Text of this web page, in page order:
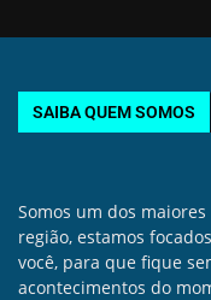
SAIBA QUEM SOMOS
Somos um dos
região, estamos
você, para que fique
acontecimentos do